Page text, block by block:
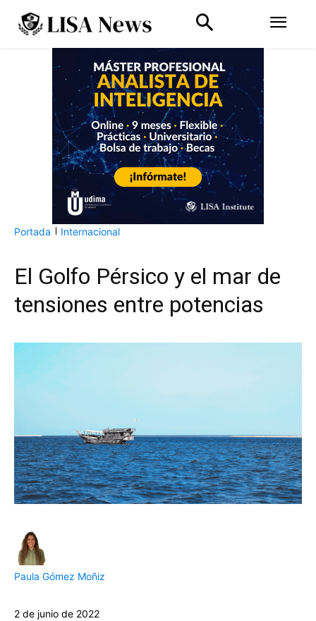
Portada Internacional
El Golfo Pérsico y el mar de
tensiones entre potencias
Paula Gómez Moñiz
2 de junio de 2022